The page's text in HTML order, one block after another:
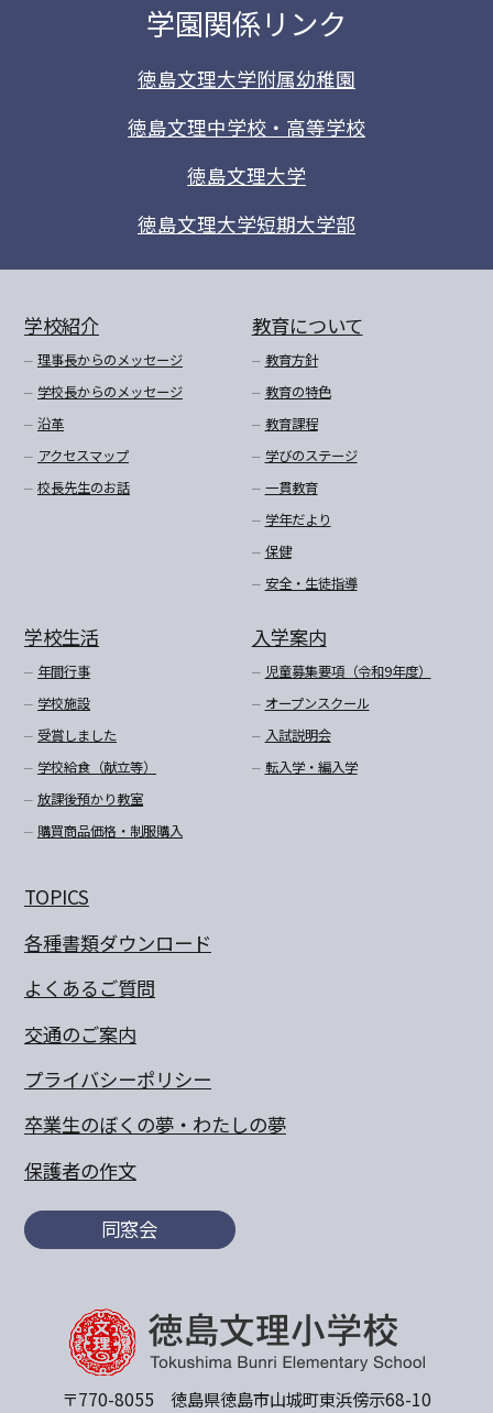
学園関係リンク
徳島文理大学附属幼稚園
徳島文理中学校・高等学校
徳島文理大学
徳島文理大学短期大学部
学校紹介
理事長からのメッセージ
学校長からのメッセージ
沿革
アクセスマップ
校長先生のお話
教育について
教育方針
教育の特色
教育課程
学びのステージ
一貫教育
学年だより
保健
安全・生徒指導
学校生活
年間行事
学校施設
受賞しました
学校給食（献立等）
放課後預かり教室
購買商品価格・制服購入
入学案内
児童募集要項（令和9年度）
オープンスクール
入試説明会
転入学・編入学
TOPICS
各種書類ダウンロード
よくあるご質問
交通のご案内
プライバシーポリシー
卒業生のぼくの夢・わたしの夢
保護者の作文
同窓会
〒770-8055 徳島県徳島市山城町東浜傍示68-10